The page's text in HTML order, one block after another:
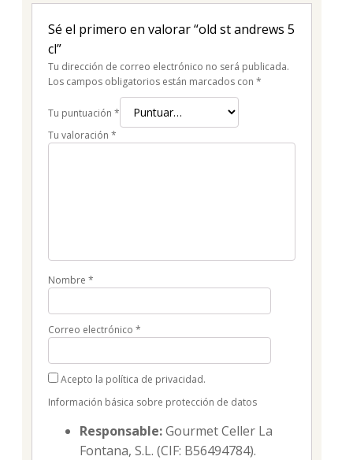
Sé el primero en valorar “old st andrews 5
cl”
Tu dirección de correo electrónico no será publicada.
Los campos obligatorios están marcados con *
Tu puntuación *
Tu valoración *
Nombre *
Correo electrónico *
Acepto la política de privacidad.
Información básica sobre protección de datos
Responsable:Gourmet Celler La
Fontana, S.L. (CIF: B56494784).